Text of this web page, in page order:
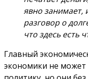
явно занимает,
разговор о
что здесь есть
Главный
экономики не